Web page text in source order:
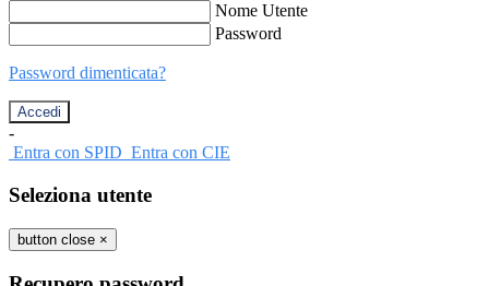
Nome Utente
Password
Password dimenticata?
-
Entra con SPID Entra con CIE
Seleziona utente
button close ×